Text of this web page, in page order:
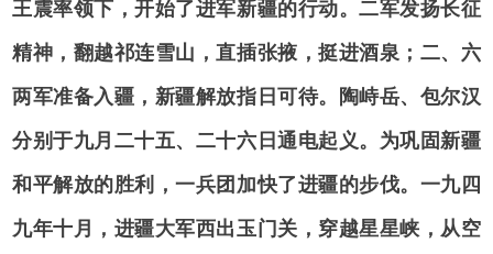
王震率领下，开始了进军新疆的行动。二军发扬长征
精神，翻越祁连雪山，直插张掖，挺进酒泉；二、六
两军准备入疆，新疆解放指日可待。陶峙岳、包尔汉
分别于九月二十五、二十六日通电起义。为巩固新疆
和平解放的胜利，一兵团加快了进疆的步伐。一九四
九年十月，进疆大军西出玉门关，穿越星星峡，从空